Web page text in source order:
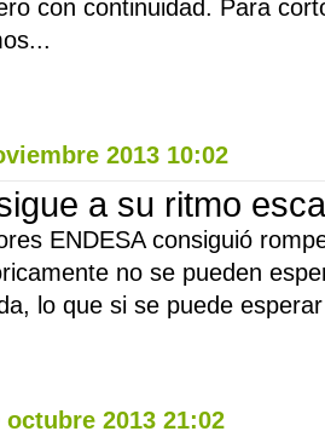
con continuidad. Para
2013 10:02
a su ritmo
ENDESA consiguió
no se pueden
lo que si se puede
2013 21:02